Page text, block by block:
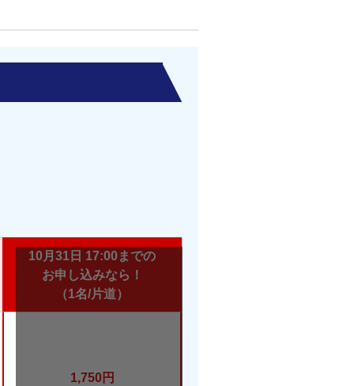
10月31日 17:00までの
お申し込みなら！
（1名/片道）
1,750円